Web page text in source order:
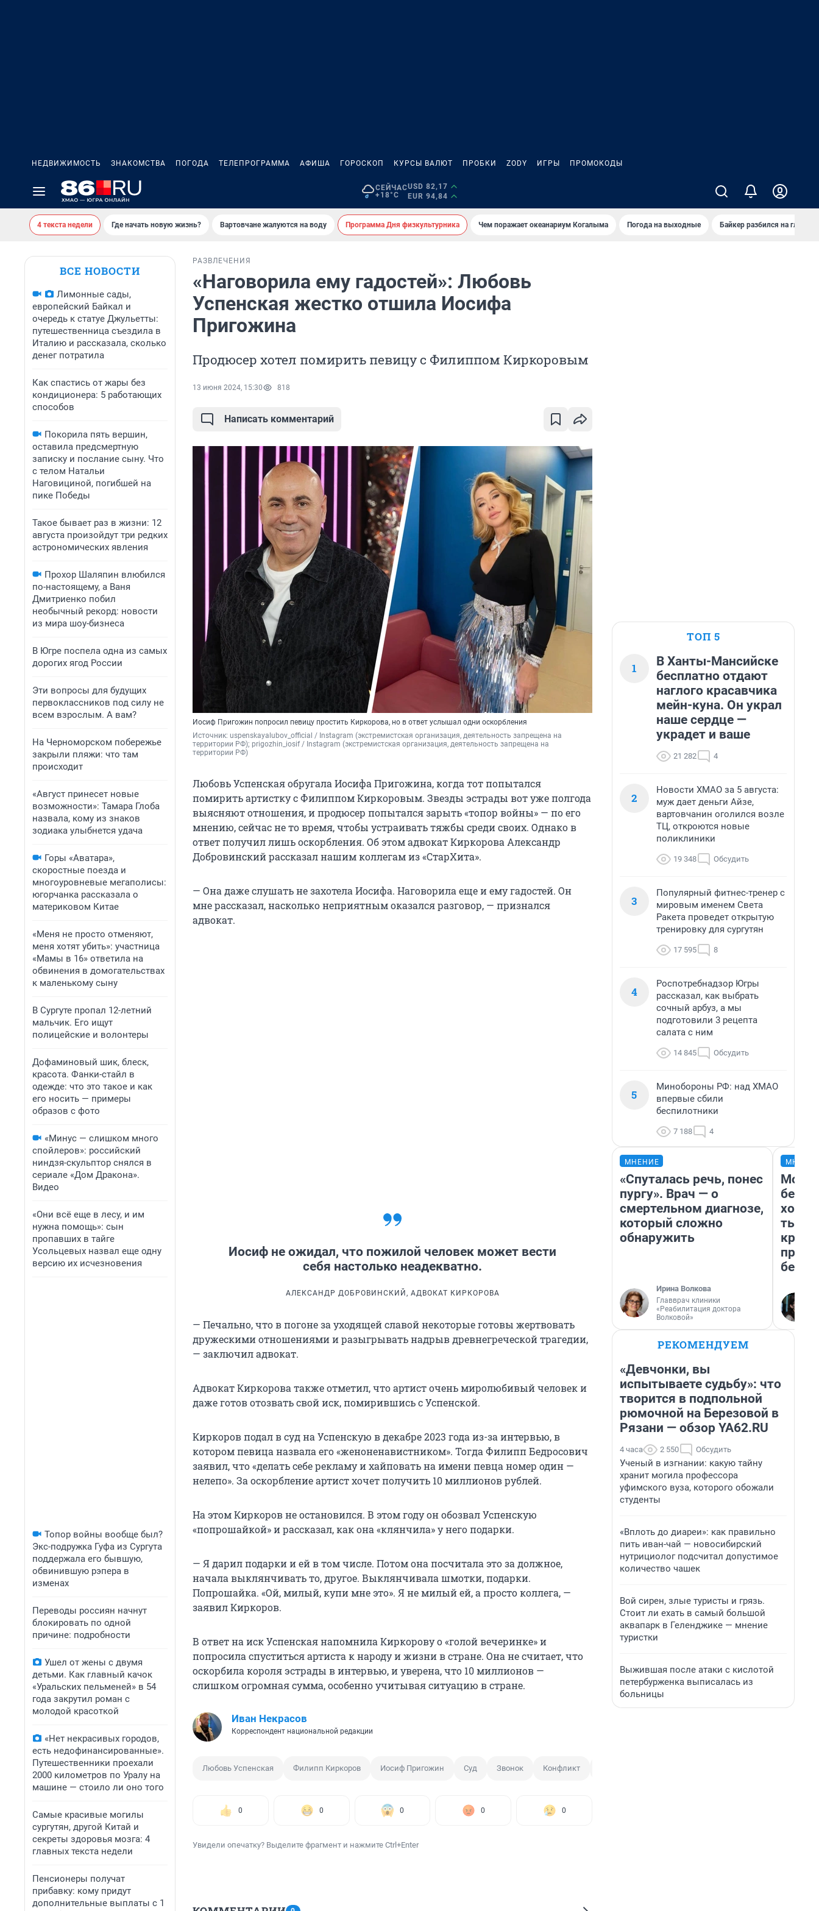
НЕДВИЖИМОСТЬ ЗНАКОМСТВА ПОГОДА ТЕЛЕПРОГРАММА АФИША ГОРОСКОП КУРСЫ ВАЛЮТ ПРОБКИ ZODY ИГРЫ ПРОМОКОДЫ
СЕЙЧАС
+18°C
USD 82,17
EUR 94,84
4 текста недели Где начать новую жизнь? Вартовчане жалуются на воду Программа Дня физкультурника Чем поражает океанариум Когалыма Погода на выходные Байкер разбился на глазах
ВСЕ НОВОСТИ
Лимонные сады,
европейский Байкал и
очередь к статуе Джульетты:
путешественница съездила в
Италию и рассказала, сколько
денег потратила
Как спастись от жары без
кондиционера: 5 работающих
способов
Покорила пять вершин,
оставила предсмертную
записку и послание сыну. Что
с телом Натальи
Наговициной, погибшей на
пике Победы
Такое бывает раз в жизни: 12
августа произойдут три редких
астрономических явления
Прохор Шаляпин влюбился
по-настоящему, а Ваня
Дмитриенко побил
необычный рекорд: новости
из мира шоу-бизнеса
В Югре поспела одна из самых
дорогих ягод России
Эти вопросы для будущих
первоклассников под силу не
всем взрослым. А вам?
На Черноморском побережье
закрыли пляжи: что там
происходит
«Август принесет новые
возможности»: Тамара Глоба
назвала, кому из знаков
зодиака улыбнется удача
Горы «Аватара»,
скоростные поезда и
многоуровневые мегаполисы:
югорчанка рассказала о
материковом Китае
«Меня не просто отменяют,
меня хотят убить»: участница
«Мамы в 16» ответила на
обвинения в домогательствах
к маленькому сыну
В Сургуте пропал 12-летний
мальчик. Его ищут
полицейские и волонтеры
Дофаминовый шик, блеск,
красота. Фанки-стайл в
одежде: что это такое и как
его носить — примеры
образов с фото
«Минус — слишком много
спойлеров»: российский
ниндзя-скульптор снялся в
сериале «Дом Дракона».
Видео
«Они всё еще в лесу, и им
нужна помощь»: сын
пропавших в тайге
Усольцевых назвал еще одну
версию их исчезновения
Топор войны вообще был?
Экс-подружка Гуфа из Сургута
поддержала его бывшую,
обвинившую рэпера в
изменах
Переводы россиян начнут
блокировать по одной
причине: подробности
Ушел от жены с двумя
детьми. Как главный качок
«Уральских пельменей» в 54
года закрутил роман с
молодой красоткой
«Нет некрасивых городов,
есть недофинансированные».
Путешественники проехали
2000 километров по Уралу на
машине — стоило ли оно того
Самые красивые могилы
сургутян, другой Китай и
секреты здоровья мозга: 4
главных текста недели
Пенсионеры получат
прибавку: кому придут
дополнительные выплаты с 1
РАЗВЛЕЧЕНИЯ
«Наговорила ему гадостей»: Любовь
Успенская жестко отшила Иосифа
Пригожина
Продюсер хотел помирить певицу с Филиппом Киркоровым
13 июня 2024, 15:30 818
Написать комментарий
Иосиф Пригожин попросил певицу простить Киркорова, но в ответ услышал одни оскорбления
Источник: uspenskayalubov_official / Instagram (экстремистская организация, деятельность запрещена на
территории РФ); prigozhin_iosif / Instagram (экстремистская организация, деятельность запрещена на
территории РФ)
Любовь Успенская обругала Иосифа Пригожина, когда тот попытался
помирить артистку с Филиппом Киркоровым. Звезды эстрады вот уже полгода
выясняют отношения, и продюсер попытался зарыть «топор войны» — по его
мнению, сейчас не то время, чтобы устраивать тяжбы среди своих. Однако в
ответ получил лишь оскорбления. Об этом адвокат Киркорова Александр
Добровинский рассказал нашим коллегам из «СтарХита».
— Она даже слушать не захотела Иосифа. Наговорила еще и ему гадостей. Он
мне рассказал, насколько неприятным оказался разговор, — признался
адвокат.
Иосиф не ожидал, что пожилой человек может вести
себя настолько неадекватно.
АЛЕКСАНДР ДОБРОВИНСКИЙ, АДВОКАТ КИРКОРОВА
— Печально, что в погоне за уходящей славой некоторые готовы жертвовать
дружескими отношениями и разыгрывать надрыв древнегреческой трагедии,
— заключил адвокат.
Адвокат Киркорова также отметил, что артист очень миролюбивый человек и
даже готов отозвать свой иск, помирившись с Успенской.
Киркоров подал в суд на Успенскую в декабре 2023 года из-за интервью, в
котором певица назвала его «женоненавистником». Тогда Филипп Бедросович
заявил, что «делать себе рекламу и хайповать на имени певца номер один —
нелепо». За оскорбление артист хочет получить 10 миллионов рублей.
На этом Киркоров не остановился. В этом году он обозвал Успенскую
«попрошайкой» и рассказал, как она «клянчила» у него подарки.
— Я дарил подарки и ей в том числе. Потом она посчитала это за должное,
начала выклянчивать то, другое. Выклянчивала шмотки, подарки.
Попрошайка. «Ой, милый, купи мне это». Я не милый ей, а просто коллега, —
заявил Киркоров.
В ответ на иск Успенская напомнила Киркорову о «голой вечеринке» и
попросила спуститься артиста к народу и жизни в стране. Она не считает, что
оскорбила короля эстрады в интервью, и уверена, что 10 миллионов —
слишком огромная сумма, особенно учитывая ситуацию в стране.
Иван Некрасов
Корреспондент национальной редакции
Любовь Успенская Филипп Киркоров Иосиф Пригожин Суд Звонок Конфликт
0 0 0 0 0
Увидели опечатку? Выделите фрагмент и нажмите Ctrl+Enter
ТОП 5
1
В Ханты-Мансийске
бесплатно отдают
наглого красавчика
мейн-куна. Он украл
наше сердце —
украдет и ваше
21 282 4
2
Новости ХМАО за 5 августа:
муж дает деньги Айзе,
вартовчанин оголился возле
ТЦ, откроются новые
поликлиники
19 348 Обсудить
3
Популярный фитнес-тренер с
мировым именем Света
Ракета проведет открытую
тренировку для сургутян
17 595 8
4
Роспотребнадзор Югры
рассказал, как выбрать
сочный арбуз, а мы
подготовили 3 рецепта
салата с ним
14 845 Обсудить
5
Минобороны РФ: над ХМАО
впервые сбили
беспилотники
7 188 4
МНЕНИЕ
«Спуталась речь, понес
пургу». Врач — о
смертельном диагнозе,
который сложно
обнаружить
Ирина Волкова
Главврач клиники
«Реабилитация доктора
Волковой»
Мой
РЕКОМЕНДУЕМ
«Девчонки, вы
испытываете судьбу»: что
творится в подпольной
рюмочной на Березовой в
Рязани — обзор YA62.RU
4 часа 2 550 Обсудить
Ученый в изгнании: какую тайну
хранит могила профессора
уфимского вуза, которого обожали
студенты
«Вплоть до диареи»: как правильно
пить иван-чай — новосибирский
нутрициолог подсчитал допустимое
количество чашек
Вой сирен, злые туристы и грязь.
Стоит ли ехать в самый большой
аквапарк в Геленджике — мнение
туристки
Выжившая после атаки с кислотой
петербурженка выписалась из
больницы